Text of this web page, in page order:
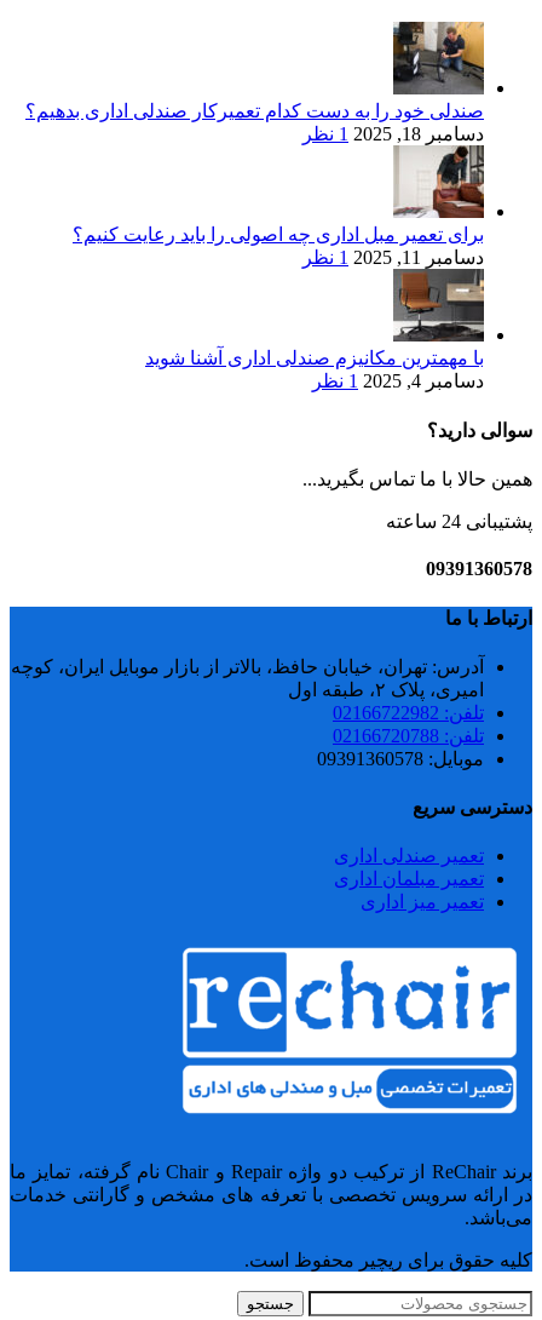
صندلی خود را به دست کدام تعمیرکار صندلی اداری بدهیم؟
دسامبر 18, 2025
1 نظر
برای تعمیر مبل اداری چه اصولی را باید رعایت کنیم؟
دسامبر 11, 2025
1 نظر
با مهمترین مکانیزم صندلی اداری آشنا شوید
دسامبر 4, 2025
1 نظر
سوالی دارید؟
همین حالا با ما تماس بگیرید...
پشتیبانی 24 ساعته
09391360578
ارتباط با ما
آدرس: تهران، خیابان حافظ، بالاتر از بازار موبایل ایران، کوچه
امیری، پلاک ۲، طبقه اول
تلفن: 02166722982
تلفن: 02166720788
موبایل: 09391360578
دسترسی سریع
تعمیر صندلی اداری
تعمیر مبلمان اداری
تعمیر میز اداری
برند ReChair از ترکیب دو واژه Repair و Chair نام گرفته، تمایز ما
در ارائه سرویس تخصصی با تعرفه های مشخص و گارانتی خدمات
می‌باشد.
کلیه حقوق برای ریچیر محفوظ است.
جستجو